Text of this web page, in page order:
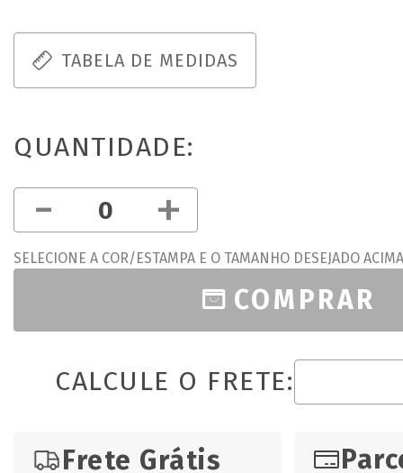
TABELA DE MEDIDAS
QUANTIDADE:
- +
SELECIONE A COR/ESTAMPA E O TAMANHO DESEJADO ACIMA
COMPRAR
CALCULE O FRETE:
Frete Grátis